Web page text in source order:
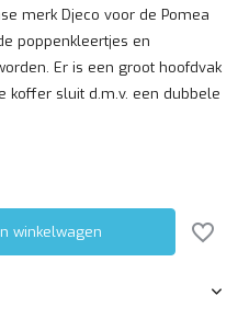
merk Djeco voor de Pomea
poppenkleertjes en
Er is een groot hoofdvak
koffer sluit d.m.v. een dubbele
winkelwagen